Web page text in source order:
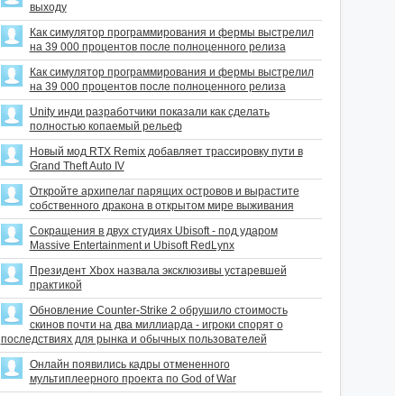
выходу
Как симулятор программирования и фермы выстрелил
на 39 000 процентов после полноценного релиза
Как симулятор программирования и фермы выстрелил
на 39 000 процентов после полноценного релиза
Unity инди разработчики показали как сделать
полностью копаемый рельеф
Новый мод RTX Remix добавляет трассировку пути в
Grand Theft Auto IV
Откройте архипелаг парящих островов и вырастите
собственного дракона в открытом мире выживания
Сокращения в двух студиях Ubisoft - под ударом
Massive Entertainment и Ubisoft RedLynx
Президент Xbox назвала эксклюзивы устаревшей
практикой
Обновление Counter-Strike 2 обрушило стоимость
скинов почти на два миллиарда - игроки спорят о
последствиях для рынка и обычных пользователей
Онлайн появились кадры отмененного
мультиплеерного проекта по God of War